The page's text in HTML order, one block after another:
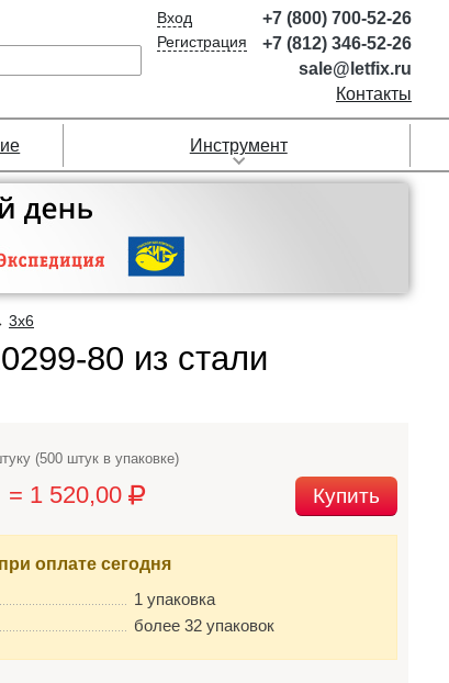
Вход
Регистрация
+7 (800) 700-52-26
+7 (812) 346-52-26
sale@letfix.ru
Контакты
Инструмент
3х6
80 из стали
(500 штук в упаковке)
= 1 520,00 Купить
оплате сегодня
1 упаковка
более 32 упаковок